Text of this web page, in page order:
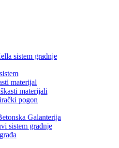
sistem gradnje
materijal
materijali
pogon
Galanterija
sistem gradnje